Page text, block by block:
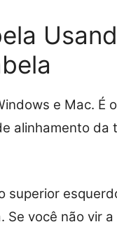
e Mac. É
alinhamento da
superior
você não vir a